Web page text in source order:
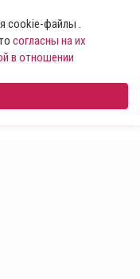
cookie-файлы .
согласны на их
в отношении